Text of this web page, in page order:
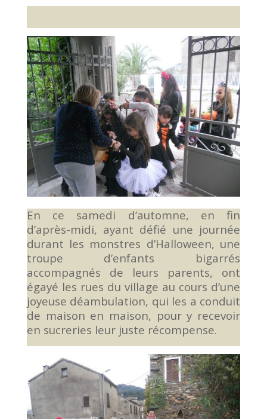
En ce samedi d’automne, en fin
d’après-midi, ayant défié une journée
durant les monstres d’Halloween, une
troupe d’enfants bigarrés
accompagnés de leurs parents, ont
égayé les rues du village au cours d’une
joyeuse déambulation, qui les a conduit
de maison en maison, pour y recevoir
en sucreries leur juste récompense.